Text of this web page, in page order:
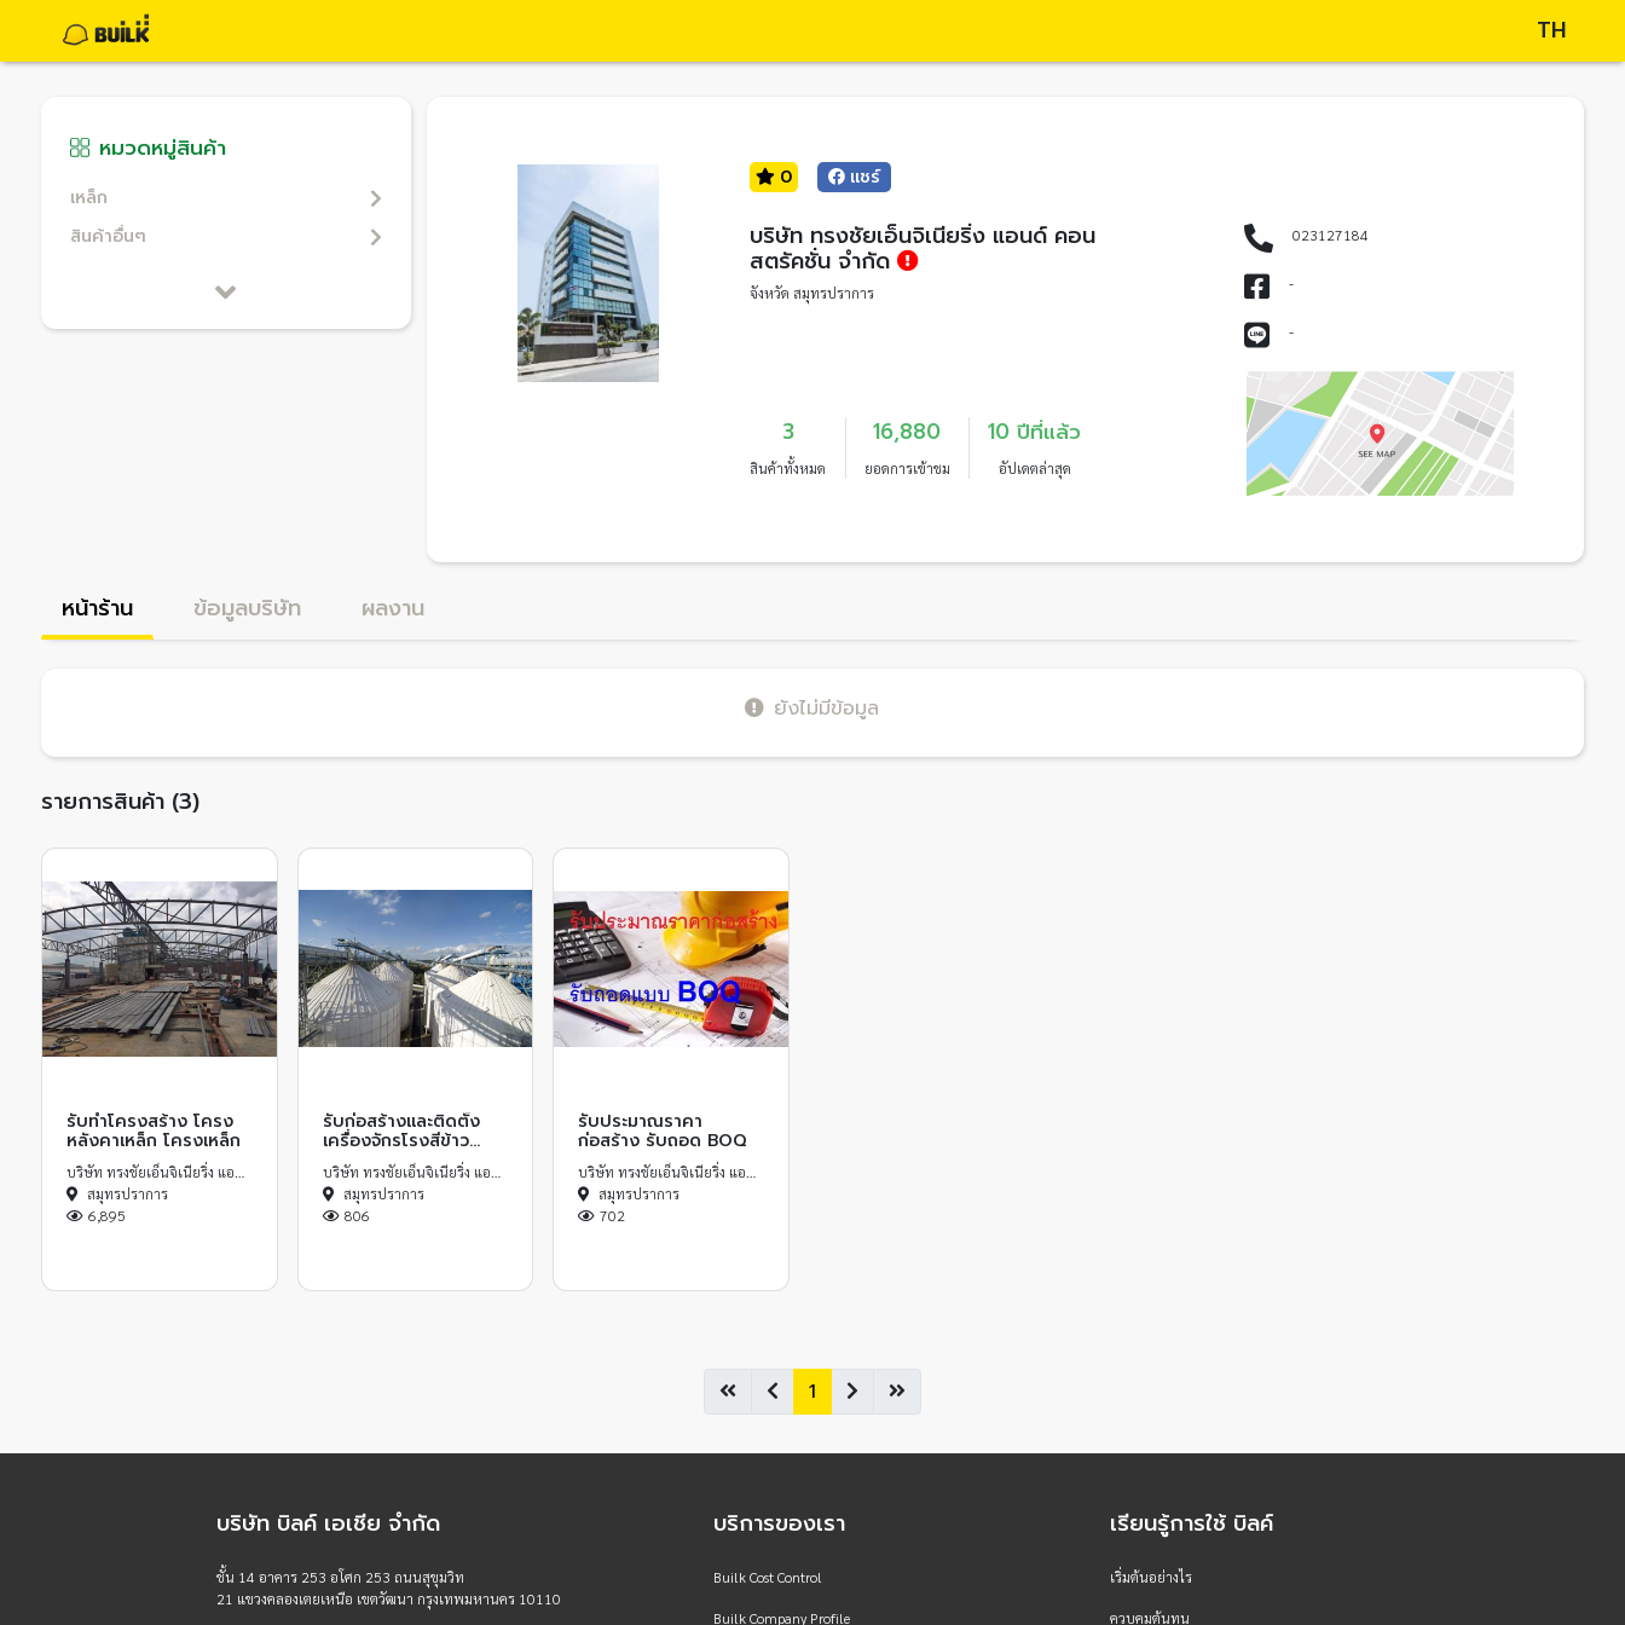
TH
หมวดหมู่สินค้า
เหล็ก
สินค้าอื่นๆ
0 แชร์
บริษัท ทรงชัยเอ็นจิเนียริ่ง แอนด์ คอน
สตรัคชั่น จำกัด
จังหวัด สมุทรปราการ
3
สินค้าทั้งหมด
16,880
ยอดการเข้าชม
10 ปีที่แล้ว
อัปเดตล่าสุด
023127184
-
-
หน้าร้าน ข้อมูลบริษัท ผลงาน
ยังไม่มีข้อมูล
รายการสินค้า (3)
รับทำโครงสร้าง โครง
หลังคาเหล็ก โครงเหล็ก
บริษัท ทรงชัยเอ็นจิเนียริ่ง แอนด์ คอนสตรัคชั่น จำกัด
สมุทรปราการ
6,895
รับก่อสร้างและติดตั้ง
เครื่องจักรโรงสีข้าว
และSILO
บริษัท ทรงชัยเอ็นจิเนียริ่ง แอนด์ คอนสตรัคชั่น จำกัด
สมุทรปราการ
806
รับประมาณราคา
ก่อสร้าง รับถอด BOQ
บริษัท ทรงชัยเอ็นจิเนียริ่ง แอนด์ คอนสตรัคชั่น จำกัด
สมุทรปราการ
702
1
บริษัท บิลค์ เอเชีย จำกัด
ชั้น 14 อาคาร 253 อโศก 253 ถนนสุขุมวิท
21 แขวงคลองเตยเหนือ เขตวัฒนา กรุงเทพมหานคร 10110
บริการของเรา
Builk Cost Control
Builk Company Profile
เรียนรู้การใช้ บิลค์
เริ่มต้นอย่างไร
ควบคุมต้นทุน